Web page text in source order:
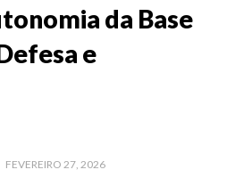
da Base
e
FEVEREIRO 27, 2026